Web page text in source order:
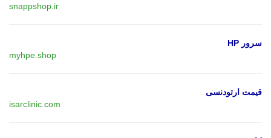
snappshop.ir
سرور HP
myhpe.shop
قیمت ارتودنسی
isarclinic.com